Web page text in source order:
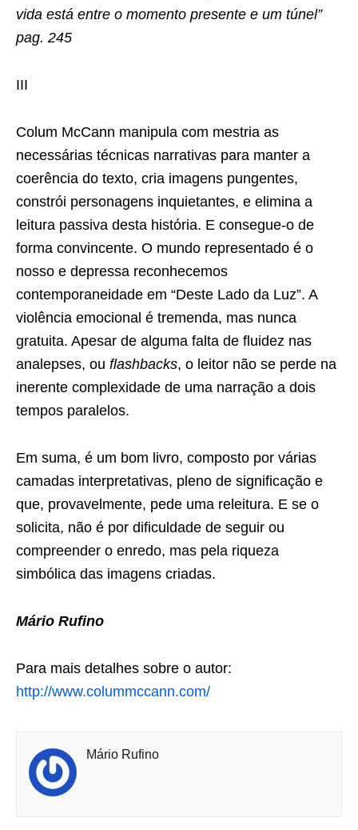
vida está entre o momento presente e um túnel”
pag. 245
III
Colum McCann manipula com mestria as
necessárias técnicas narrativas para manter a
coerência do texto, cria imagens pungentes,
constrói personagens inquietantes, e elimina a
leitura passiva desta história. E consegue-o de
forma convincente. O mundo representado é o
nosso e depressa reconhecemos
contemporaneidade em “Deste Lado da Luz”. A
violência emocional é tremenda, mas nunca
gratuita. Apesar de alguma falta de fluidez nas
analepses, ou flashbacks, o leitor não se perde na
inerente complexidade de uma narração a dois
tempos paralelos.
Em suma, é um bom livro, composto por várias
camadas interpretativas, pleno de significação e
que, provavelmente, pede uma releitura. E se o
solicita, não é por dificuldade de seguir ou
compreender o enredo, mas pela riqueza
simbólica das imagens criadas.
Mário Rufino
Para mais detalhes sobre o autor:
http://www.colummccann.com/
Mário Rufino